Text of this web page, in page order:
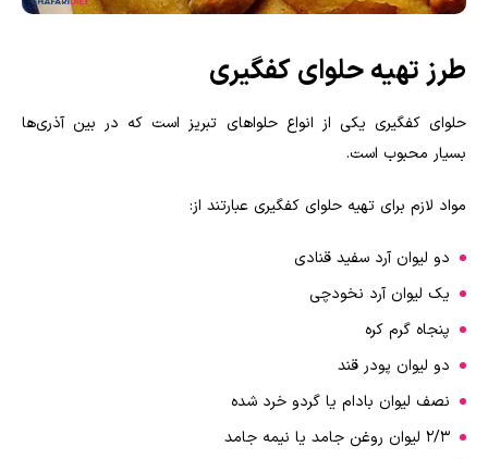
طرز تهیه حلوای کفگیری
حلوای کفگیری یکی از انواع حلواهای تبریز است که در بین آذری‌ها
بسیار محبوب است‌‌.
مواد لازم برای تهیه حلوای کفگیری عبارتند از:
دو لیوان آرد سفید قنادی
یک لیوان آرد نخودچی
پنجاه گرم کره
دو لیوان پودر قند
نصف لیوان بادام یا گردو خرد شده
۲/۳ لیوان روغن جامد یا نیمه جامد